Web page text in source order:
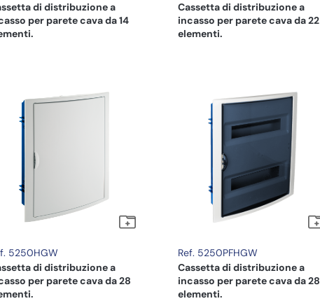
di distribuzione a
per parete cava da 14
Cassetta di distribuzione a
incasso per parete cava da 22
elementi.
5250HGW
di distribuzione a
per parete cava da 28
Ref. 5250PFHGW
Cassetta di distribuzione a
incasso per parete cava da 28
elementi.